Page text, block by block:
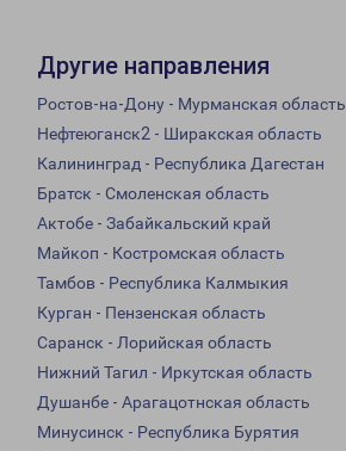
Другие направления
Ростов-на-Дону - Мурманская область
Нефтеюганск2 - Ширакская область
Калининград - Республика Дагестан
Братск - Смоленская область
Актобе - Забайкальский край
Майкоп - Костромская область
Тамбов - Республика Калмыкия
Курган - Пензенская область
Саранск - Лорийская область
Нижний Тагил - Иркутская область
Душанбе - Арагацотнская область
Минусинск - Республика Бурятия